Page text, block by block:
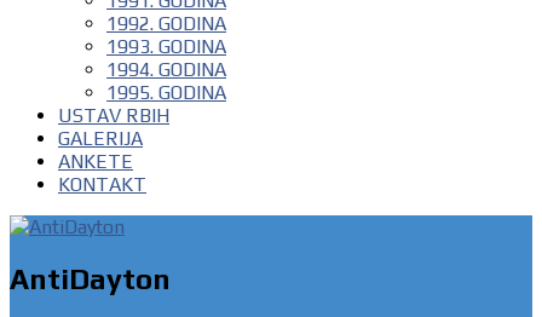
1992. GODINA
1993. GODINA
1994. GODINA
1995. GODINA
USTAV RBIH
GALERIJA
ANKETE
KONTAKT
AntiDayton